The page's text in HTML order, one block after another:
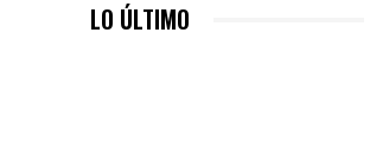
LO ÚLTIMO